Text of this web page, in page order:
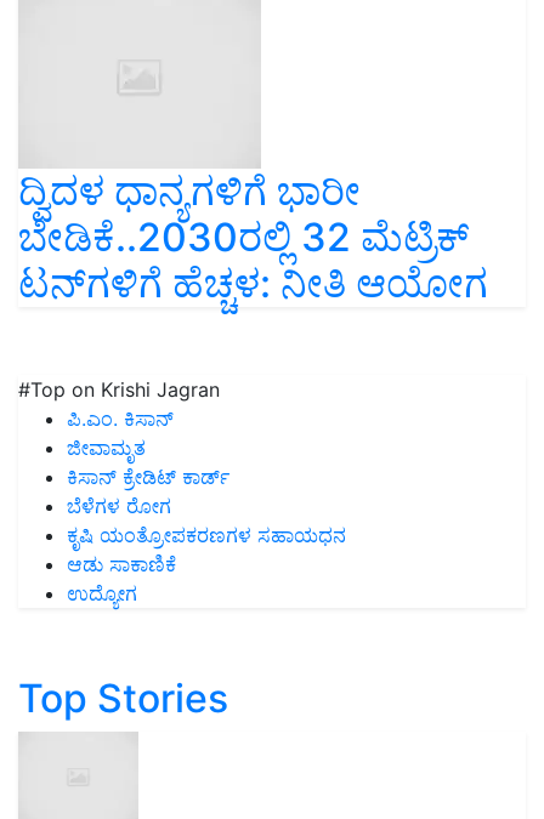
ದ್ವಿದಳ ಧಾನ್ಯಗಳಿಗೆ ಭಾರೀ
ಬೇಡಿಕೆ..2030ರಲ್ಲಿ 32 ಮೆಟ್ರಿಕ್‌
ಟನ್‌ಗಳಿಗೆ ಹೆಚ್ಚಳ: ನೀತಿ ಆಯೋಗ
#Top on Krishi Jagran
ಪಿ.ಎಂ. ಕಿಸಾನ್
ಜೀವಾಮೃತ
ಕಿಸಾನ್ ಕ್ರೇಡಿಟ್ ಕಾರ್ಡ್
ಬೆಳೆಗಳ ರೋಗ
ಕೃಷಿ ಯಂತ್ರೋಪಕರಣಗಳ ಸಹಾಯಧನ
ಆಡು ಸಾಕಾಣಿಕೆ
ಉದ್ಯೋಗ
Top Stories